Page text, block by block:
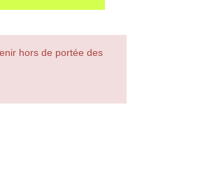
hors de portée des